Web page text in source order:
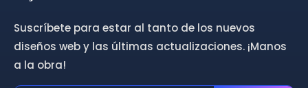
Suscríbete para estar al tanto de los nuevos
diseños web y las últimas actualizaciones. ¡Manos
a la obra!